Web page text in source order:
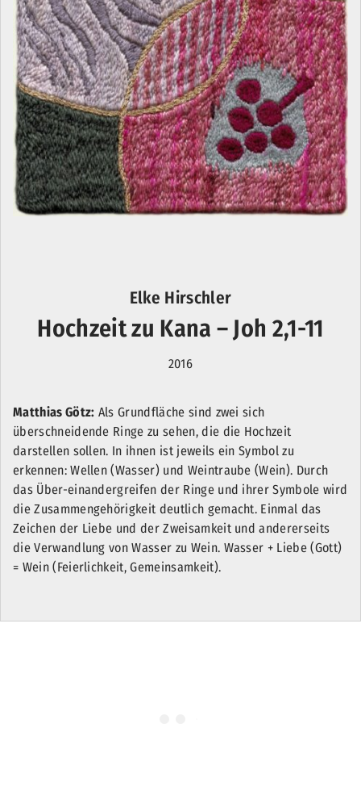
Elke Hirschler
Hochzeit zu Kana – Joh 2,1-11
2016
Matthias Götz: Als Grundfläche sind zwei sich
überschneidende Ringe zu sehen, die die Hochzeit
darstellen sollen. In ihnen ist jeweils ein Symbol zu
erkennen: Wellen (Wasser) und Weintraube (Wein). Durch
das Über-einandergreifen der Ringe und ihrer Symbole wird
die Zusammengehörigkeit deutlich gemacht. Einmal das
Zeichen der Liebe und der Zweisamkeit und andererseits
die Verwandlung von Wasser zu Wein. Wasser + Liebe (Gott)
= Wein (Feierlichkeit, Gemeinsamkeit).